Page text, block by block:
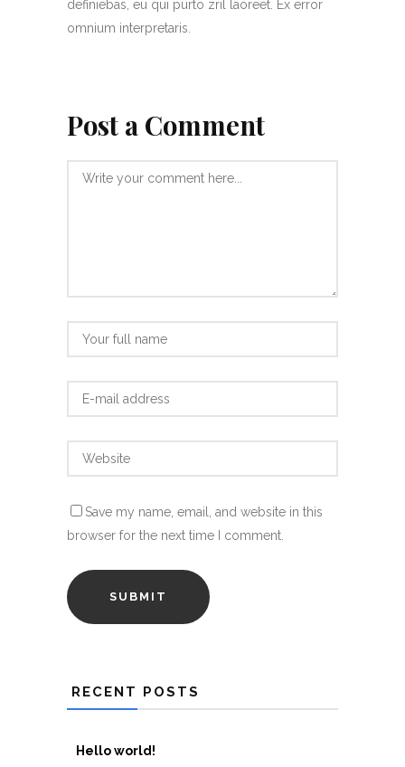
definiebas, eu qui purto zril laoreet. Ex error
omnium interpretaris.
Post a Comment
Save my name, email, and website in this
browser for the next time I comment.
RECENT POSTS
Hello world!